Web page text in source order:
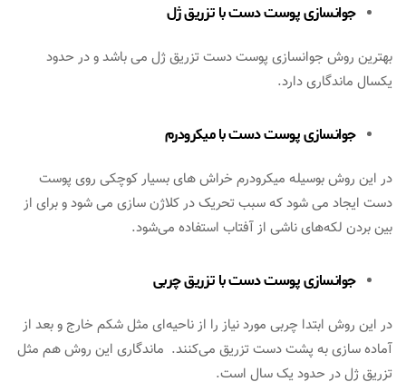
جوانسازیپوست دستبا تزریق ژل
بهترین روش جوانسازی پوست دست تزریق ژل می باشد و در حدود
یکسال ماندگاری دارد.
جوانسازیپوست دستبا میکرودرم
در این روش بوسیله میکرودرم خراش های بسیار کوچکی روی پوست
دست ایجاد می شود که سبب تحریک در کلاژن سازی می شود و برای از
بین بردن لکه‌های ناشی از آفتاب استفاده می‌شود.
جوانسازیپوست دستبا تزریق چربی
در این روش ابتدا چربی مورد نیاز را از ناحیه‌ای مثل شکم خارج و بعد از
آماده سازی به پشت دست تزریق می‌کنند. ماندگاری این روش هم مثل
تزریق ژل در حدود یک سال است.